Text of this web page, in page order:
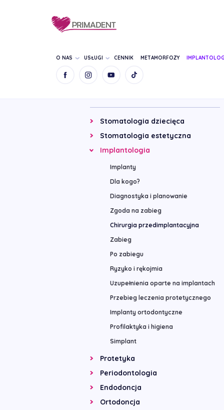
O NAS USŁUGI CENNIK METAMORFOZY
Stomatologia dziecięca
Stomatologia estetyczna
Implantologia
Implanty
Dla kogo?
Diagnostyka i planowanie
Zgoda na zabieg
Chirurgia przedimplantacyjna
Zabieg
Po zabiegu
Ryzyko i rękojmia
Uzupełnienia oparte na implantach
Przebieg leczenia protetycznego
Implanty ortodontyczne
Profilaktyka i higiena
Simplant
Protetyka
Periodontologia
Endodoncja
Ortodoncja